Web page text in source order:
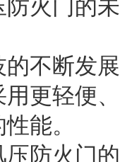
火门的
不断发
更轻便
能。
防火门